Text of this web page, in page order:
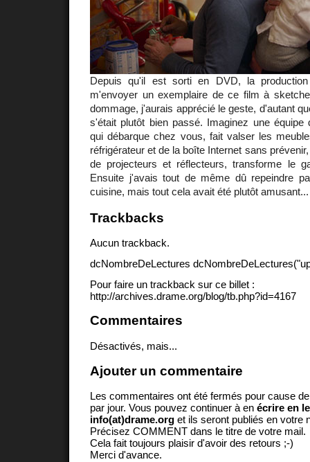
Depuis qu'il est sorti en DVD, la
m'envoyer un exemplaire de ce film à
dommage, j'aurais apprécié le geste, d'autant
s'était plutôt bien passé. Imaginez une équipe
qui débarque chez vous, fait valser les
réfrigérateur et de la boîte Internet sans
de projecteurs et réflecteurs, transforme le
Ensuite j'avais tout de même dû repeindre
cuisine, mais tout cela avait été plutôt amusant...
Trackbacks
Aucun trackback.
dcNombreDeLectures
Pour faire un trackback sur ce billet :
http://archives.drame.org/blog/tb.php?id=4167
Commentaires
Désactivés, mais...
Ajouter un commentaire
Les commentaires ont été fermés pour cause
par jour. Vous pouvez continuer à en écrire en
info(at)drame.org et ils seront publiés en votre
Précisez COMMENT dans le titre de votre mail.
Cela fait toujours plaisir d'avoir des retours ;-)
Merci d'avance.